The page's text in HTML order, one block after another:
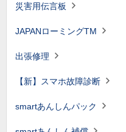
災害用伝言板
JAPANローミングTM
出張修理
【新】スマホ故障診断
smartあんしんパック